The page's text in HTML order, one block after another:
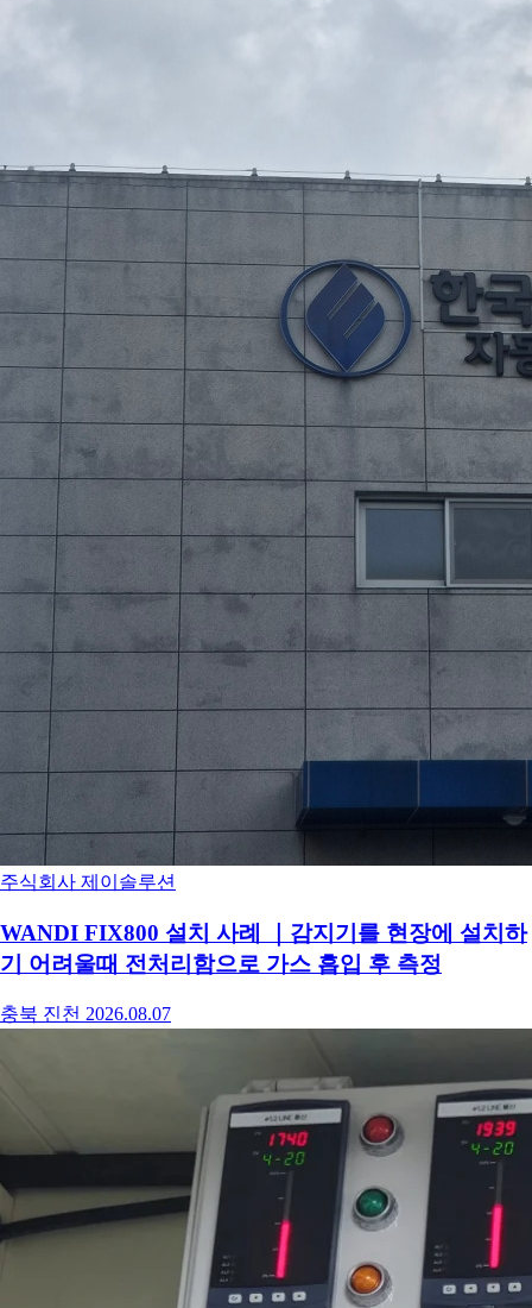
주식회사 제이솔루션
WANDI FIX800 설치 사례 ｜감지기를 현장에 설치하
기 어려울때 전처리함으로 가스 흡입 후 측정
충북 진천 2026.08.07